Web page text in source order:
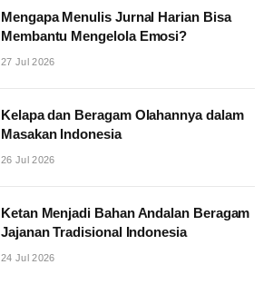
Mengapa Menulis Jurnal Harian Bisa
Membantu Mengelola Emosi?
27 Jul 2026
Kelapa dan Beragam Olahannya dalam
Masakan Indonesia
26 Jul 2026
Ketan Menjadi Bahan Andalan Beragam
Jajanan Tradisional Indonesia
24 Jul 2026